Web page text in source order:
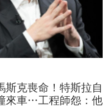
斯克喪命！特斯拉自
來車…工程師怨：他